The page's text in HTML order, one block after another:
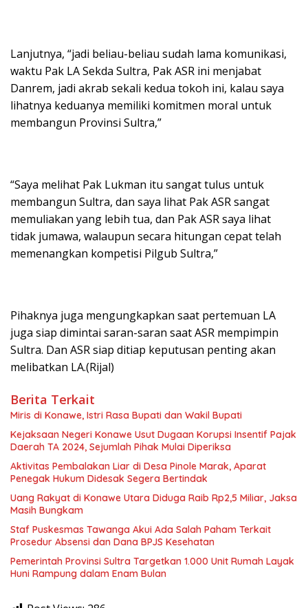
Lanjutnya, “jadi beliau-beliau sudah lama komunikasi,
waktu Pak LA Sekda Sultra, Pak ASR ini menjabat
Danrem, jadi akrab sekali kedua tokoh ini, kalau saya
lihatnya keduanya memiliki komitmen moral untuk
membangun Provinsi Sultra,”
“Saya melihat Pak Lukman itu sangat tulus untuk
membangun Sultra, dan saya lihat Pak ASR sangat
memuliakan yang lebih tua, dan Pak ASR saya lihat
tidak jumawa, walaupun secara hitungan cepat telah
memenangkan kompetisi Pilgub Sultra,”
Pihaknya juga mengungkapkan saat pertemuan LA
juga siap dimintai saran-saran saat ASR mempimpin
Sultra. Dan ASR siap ditiap keputusan penting akan
melibatkan LA.(Rijal)
Berita Terkait
Miris di Konawe, Istri Rasa Bupati dan Wakil Bupati
Kejaksaan Negeri Konawe Usut Dugaan Korupsi Insentif Pajak
Daerah TA 2024, Sejumlah Pihak Mulai Diperiksa
Aktivitas Pembalakan Liar di Desa Pinole Marak, Aparat
Penegak Hukum Didesak Segera Bertindak
Uang Rakyat di Konawe Utara Diduga Raib Rp2,5 Miliar, Jaksa
Masih Bungkam
Staf Puskesmas Tawanga Akui Ada Salah Paham Terkait
Prosedur Absensi dan Dana BPJS Kesehatan
Pemerintah Provinsi Sultra Targetkan 1.000 Unit Rumah Layak
Huni Rampung dalam Enam Bulan